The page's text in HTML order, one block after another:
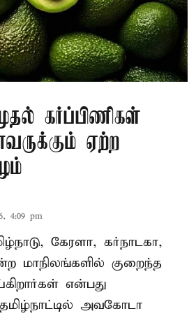
கர்ப்பிணிகள்
ஏற்ற
4:09 pm
கேரளா, கர்நாடகா,
மாநிலங்களில் குறைந்த
என்பது
தமிழ்நாட்டில் அவகோடா